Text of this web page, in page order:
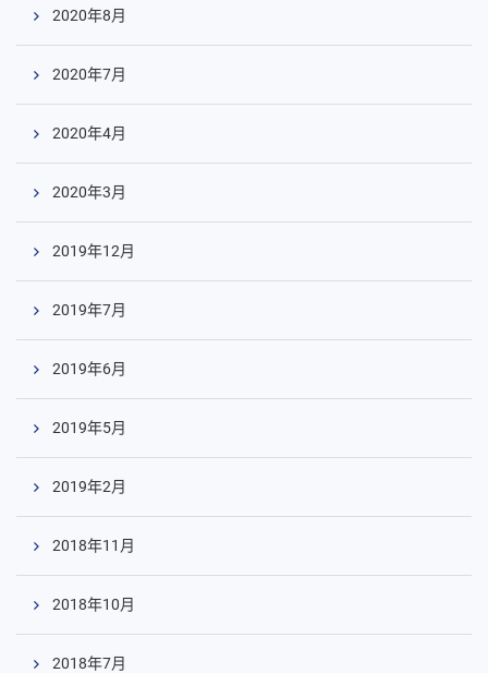
2020年8月
2020年7月
2020年4月
2020年3月
2019年12月
2019年7月
2019年6月
2019年5月
2019年2月
2018年11月
2018年10月
2018年7月